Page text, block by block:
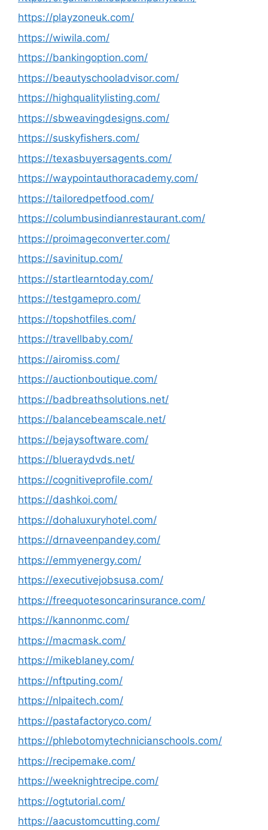
https://playzoneuk.com/
https://wiwila.com/
https://bankingoption.com/
https://beautyschooladvisor.com/
https://highqualitylisting.com/
https://sbweavingdesigns.com/
https://suskyfishers.com/
https://texasbuyersagents.com/
https://waypointauthoracademy.com/
https://tailoredpetfood.com/
https://columbusindianrestaurant.com/
https://proimageconverter.com/
https://savinitup.com/
https://startlearntoday.com/
https://testgamepro.com/
https://topshotfiles.com/
https://travellbaby.com/
https://airomiss.com/
https://auctionboutique.com/
https://badbreathsolutions.net/
https://balancebeamscale.net/
https://bejaysoftware.com/
https://blueraydvds.net/
https://cognitiveprofile.com/
https://dashkoi.com/
https://dohaluxuryhotel.com/
https://drnaveenpandey.com/
https://emmyenergy.com/
https://executivejobsusa.com/
https://freequotesoncarinsurance.com/
https://kannonmc.com/
https://macmask.com/
https://mikeblaney.com/
https://nftputing.com/
https://nlpaitech.com/
https://pastafactoryco.com/
https://phlebotomytechnicianschools.com/
https://recipemake.com/
https://weeknightrecipe.com/
https://ogtutorial.com/
https://aacustomcutting.com/